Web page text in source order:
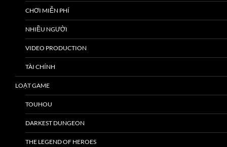
CHƠI MIỄN PHÍ
NHIỀU NGƯỜI
VIDEO PRODUCTION
TÀI CHÍNH
LOẠT GAME
TOUHOU
DARKEST DUNGEON
THE LEGEND OF HEROES